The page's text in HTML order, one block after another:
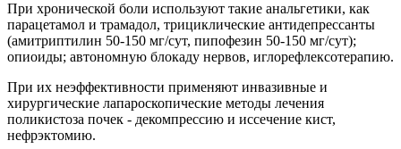
При хронической боли используют такие анальгетики, как
парацетамол и трамадол, трициклические антидепрессанты
(амитриптилин 50-150 мг/сут, пипофезин 50-150 мг/сут);
опиоиды; автономную блокаду нервов, иглорефлексотерапию.
При их неэффективности применяют инвазивные и
хирургические лапароскопические методы лечения
поликистоза почек - декомпрессию и иссечение кист,
нефрэктомию.